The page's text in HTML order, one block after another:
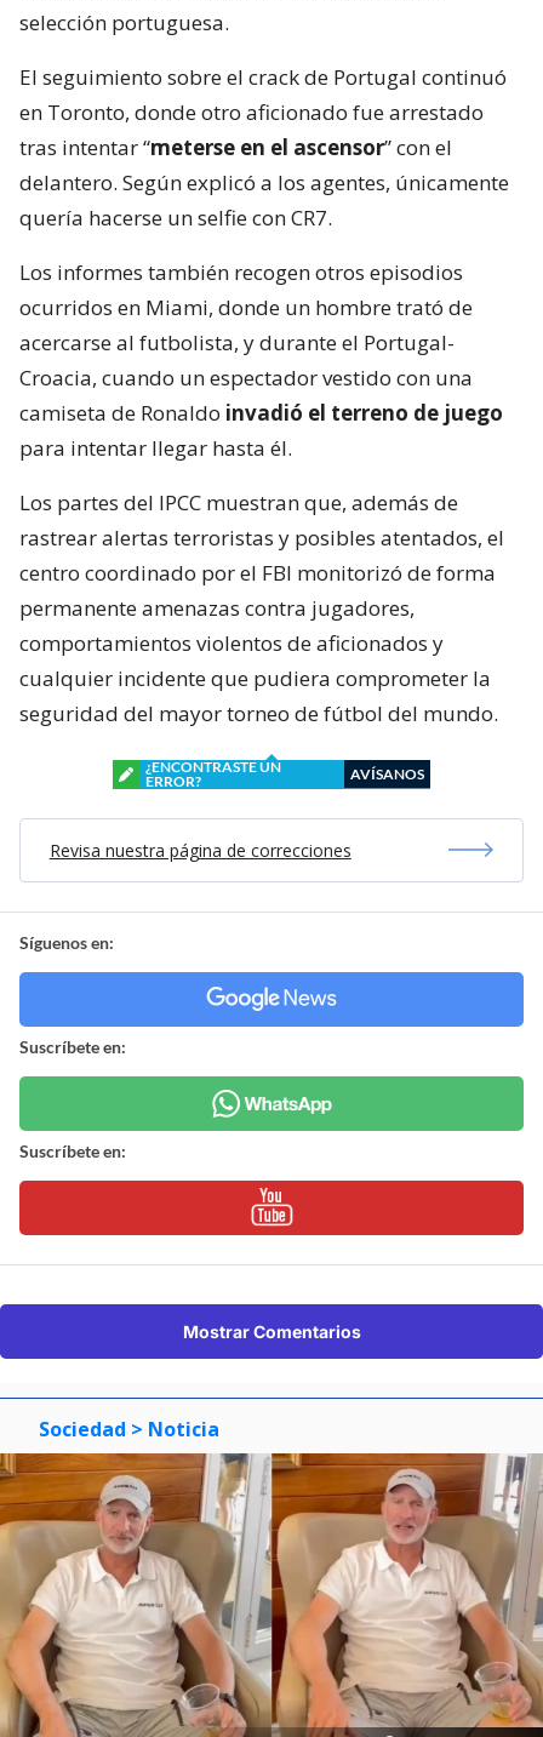
selección portuguesa.
El seguimiento sobre el crack de Portugal continuó
en Toronto, donde otro aficionado fue arrestado
tras intentar “meterse en el ascensor” con el
delantero. Según explicó a los agentes, únicamente
quería hacerse un selfie con CR7.
Los informes también recogen otros episodios
ocurridos en Miami, donde un hombre trató de
acercarse al futbolista, y durante el Portugal-
Croacia, cuando un espectador vestido con una
camiseta de Ronaldo invadió el terreno de juego
para intentar llegar hasta él.
Los partes del IPCC muestran que, además de
rastrear alertas terroristas y posibles atentados, el
centro coordinado por el FBI monitorizó de forma
permanente amenazas contra jugadores,
comportamientos violentos de aficionados y
cualquier incidente que pudiera comprometer la
seguridad del mayor torneo de fútbol del mundo.
¿ENCONTRASTE UN
ERROR?
AVÍSANOS
Revisa nuestra página de correcciones
Síguenos en:
Suscríbete en:
Suscríbete en:
Mostrar Comentarios
Sociedad > Noticia